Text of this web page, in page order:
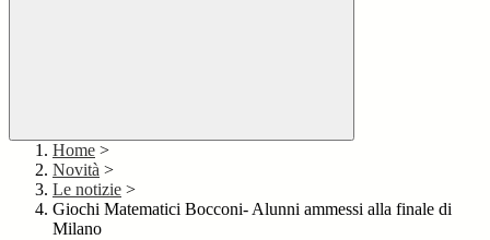
Home >
Novità >
Le notizie >
Giochi Matematici Bocconi- Alunni ammessi alla finale di
Milano